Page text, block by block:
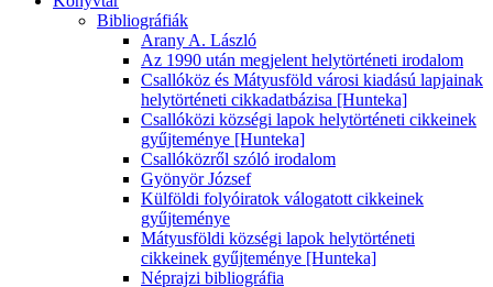
Bibliográfiák
Arany A. László
Az 1990 után megjelent helytörténeti irodalom
Csallóköz és Mátyusföld városi kiadású lapjainak
helytörténeti cikkadatbázisa [Hunteka]
Csallóközi községi lapok helytörténeti cikkeinek
gyűjteménye [Hunteka]
Csallóközről szóló irodalom
Gyönyör József
Külföldi folyóiratok válogatott cikkeinek
gyűjteménye
Mátyusföldi községi lapok helytörténeti
cikkeinek gyűjteménye [Hunteka]
Néprajzi bibliográfia